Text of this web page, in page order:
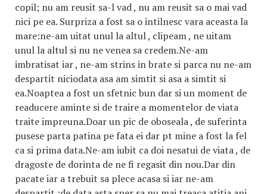
copil; nu am reusit sa-l vad , nu am reusit sa o mai vad
nici pe ea. Surpriza a fost sa o intilnesc vara aceasta la
mare:ne-am uitat unul la altul , clipeam , ne uitam
unul la altul si nu ne venea sa credem.Ne-am
imbratisat iar , ne-am strins in brate si parca nu ne-am
despartit niciodata asa am simtit si asa a simtit si
ea.Noaptea a fost un sfetnic bun dar si un moment de
readucere aminte si de traire a momentelor de viata
traite impreuna.Doar un pic de oboseala , de suferinta
pusese parta patina pe fata ei dar pt mine a fost la fel
ca si prima data.Ne-am iubit ca doi nesatui de viata , de
dragoste de dorinta de ne fi regasit din nou.Dar din
pacate iar a trebuit sa plece acasa si iar ne-am